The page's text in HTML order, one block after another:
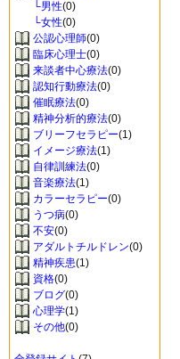
└男性(0)
└女性(0)
公認心理師(0)
臨床心理士(0)
来談者中心療法(0)
認知行動療法(0)
催眠療法(0)
精神分析的療法(0)
ブリーフセラピー(1)
イメージ療法(1)
自律訓練法(0)
音楽療法(1)
カラーセラピー(0)
うつ病(0)
不安(0)
アダルトチルドレン(0)
精神疾患(1)
資格(0)
ブログ(0)
心理学(1)
その他(0)